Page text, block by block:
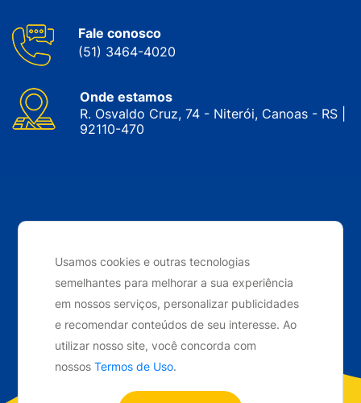
Usamos cookies e outras tecnologias
semelhantes para melhorar a sua experiência
em nossos serviços, personalizar publicidades
e recomendar conteúdos de seu interesse. Ao
utilizar nosso site, você concorda com
nossosTermos de Uso.
Fale conosco
(51) 3464-4020
Onde estamos
R. Osvaldo Cruz, 74 - Niterói, Canoas - RS |
92110-470
reservados. 2024
Desenvolvido por Elo Ideias